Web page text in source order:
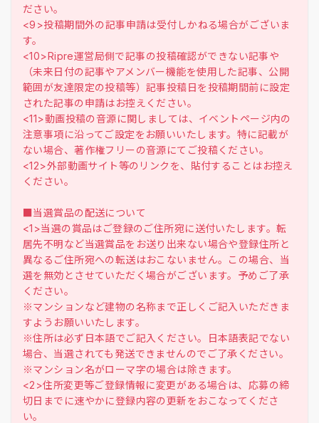
ださい。
<9>投稿期間外の記事申請は受付しかねる場合がございま
す。
<10>Ripre運営局側で記事の投稿確認ができない記事や
（未来日付の記事やアメンバー機能を使用した記事、公開
範囲が友達限定の投稿等）記事投稿日を投稿期間前に設定
された記事の申請はお控えください。
<11>動画投稿の音源に関しましては、イベントページ内の
注意事項に沿ってご設定をお願いいたします。特に記載が
ない場合、著作権フリーの音源にてご投稿ください。
<12>外部動画サイト等のリンクを、貼付することはお控え
ください。
■当選賞品の配送について
<1>当選の賞品はご登録のご住所宛に送付いたします。転
居先不明など当選賞品をお送り出来ない場合や登録住所と
異なるご住所宛への転送はおこないません。この場合、当
選を無効とさせていただく場合がございます。予めご了承
ください。
※マンションなど建物の名称まで正しくご記入いただきま
すようお願いいたします。
※住所は必ず日本語でご記入ください。日本語表記でない
場合、当選されても発送できませんのでご了承ください。
※マンション名がローマ字の場合は除きます。
<2>住所変更等ご登録情報に変更がある場合は、応募の締
切日までに速やかに登録内容の更新をおこなってくださ
い。